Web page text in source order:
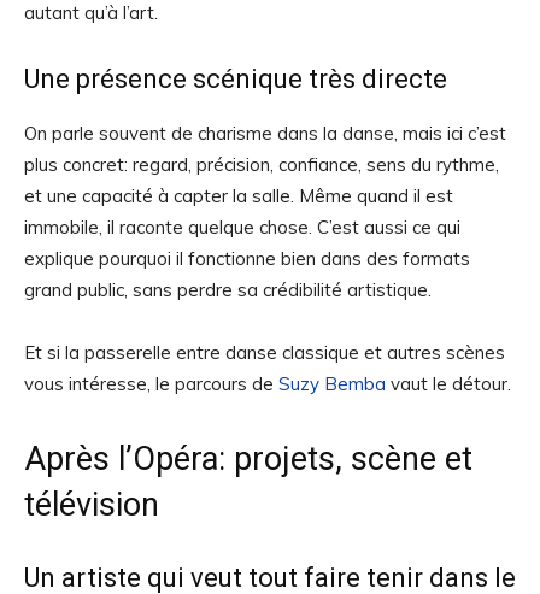
autant qu’à l’art.
Une présence scénique très directe
On parle souvent de charisme dans la danse, mais ici c’est
plus concret: regard, précision, confiance, sens du rythme,
et une capacité à capter la salle. Même quand il est
immobile, il raconte quelque chose. C’est aussi ce qui
explique pourquoi il fonctionne bien dans des formats
grand public, sans perdre sa crédibilité artistique.
Et si la passerelle entre danse classique et autres scènes
vous intéresse, le parcours de Suzy Bemba vaut le détour.
Après l’Opéra: projets, scène et
télévision
Un artiste qui veut tout faire tenir dans le